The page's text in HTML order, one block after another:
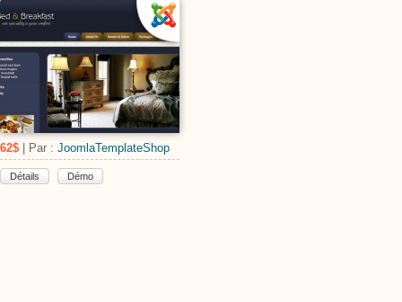
62$ | Par : JoomlaTemplateShop
Détails Démo